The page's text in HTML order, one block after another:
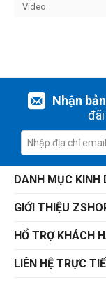
Video
Nhận
DANH MỤC KINH
GIỚI THIỆU
HỔ TRỢ KHÁCH
LIÊN HỆ TRỰC